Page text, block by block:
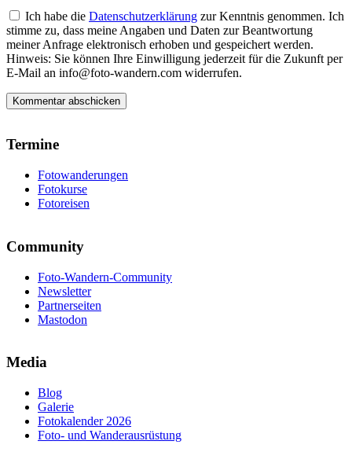
Ich habe die Datenschutzerklärung zur Kenntnis genommen. Ich
stimme zu, dass meine Angaben und Daten zur Beantwortung
meiner Anfrage elektronisch erhoben und gespeichert werden.
Hinweis: Sie können Ihre Einwilligung jederzeit für die Zukunft per
E-Mail an info@foto-wandern.com widerrufen.
Termine
Fotowanderungen
Fotokurse
Fotoreisen
Community
Foto-Wandern-Community
Newsletter
Partnerseiten
Mastodon
Media
Blog
Galerie
Fotokalender 2026
Foto- und Wanderausrüstung